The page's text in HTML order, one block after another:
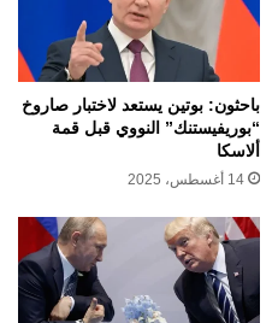
باحثون: بوتين يستعد لاختبار صاروخ
“بوريفيستنك” النووي قبل قمة
ألاسكا
14 أغسطس، 2025